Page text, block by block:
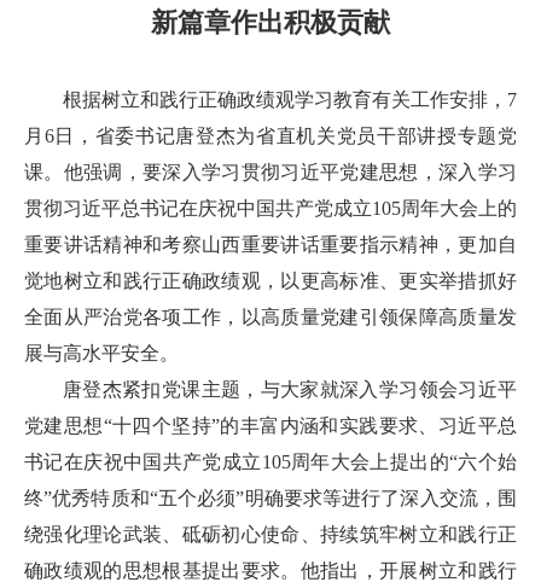
新篇章作出积极贡献
根据树立和践行正确政绩观学习教育有关工作安排，7
月6日，省委书记唐登杰为省直机关党员干部讲授专题党
课。他强调，要深入学习贯彻习近平党建思想，深入学习
贯彻习近平总书记在庆祝中国共产党成立105周年大会上的
重要讲话精神和考察山西重要讲话重要指示精神，更加自
觉地树立和践行正确政绩观，以更高标准、更实举措抓好
全面从严治党各项工作，以高质量党建引领保障高质量发
展与高水平安全。
唐登杰紧扣党课主题，与大家就深入学习领会习近平
党建思想“十四个坚持”的丰富内涵和实践要求、习近平总
书记在庆祝中国共产党成立105周年大会上提出的“六个始
终”优秀特质和“五个必须”明确要求等进行了深入交流，围
绕强化理论武装、砥砺初心使命、持续筑牢树立和践行正
确政绩观的思想根基提出要求。他指出，开展树立和践行